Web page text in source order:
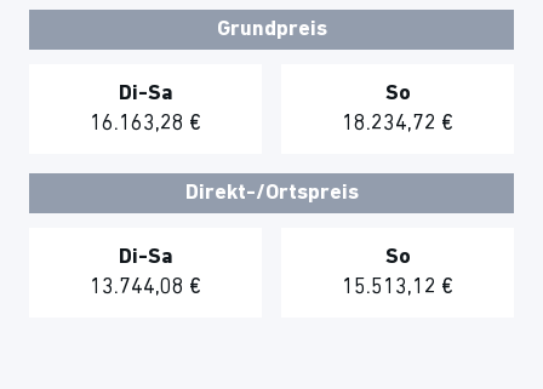
Grundpreis
Di-Sa
16.163,28 €
So
18.234,72 €
Direkt-/Ortspreis
Di-Sa
13.744,08 €
So
15.513,12 €